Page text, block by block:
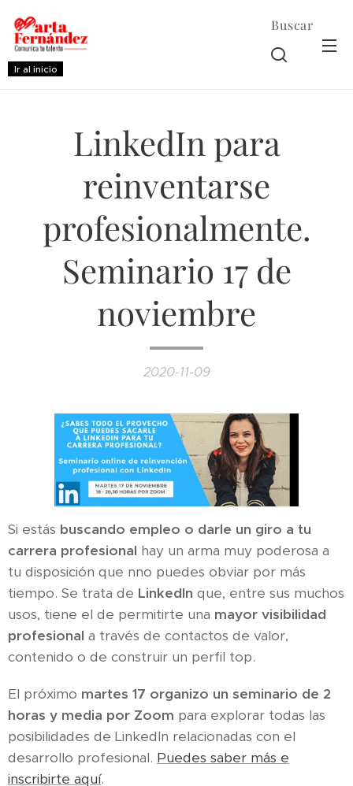
Ir al inicio
Buscar
LinkedIn para
reinventarse
profesionalmente.
Seminario 17 de
noviembre
2020-11-09
Si estás buscando empleo o darle un giro a tu
carrera profesional hay un arma muy poderosa a
tu disposición que nno puedes obviar por más
tiempo. Se trata de LinkedIn que, entre sus muchos
usos, tiene el de permitirte una mayor visibilidad
profesional a través de contactos de valor,
contenido o de construir un perfil top.
El próximo martes 17 organizo un seminario de 2
horas y media por Zoom para explorar todas las
posibilidades de LinkedIn relacionadas con el
desarrollo profesional. Puedes saber más e
inscribirte aquí.